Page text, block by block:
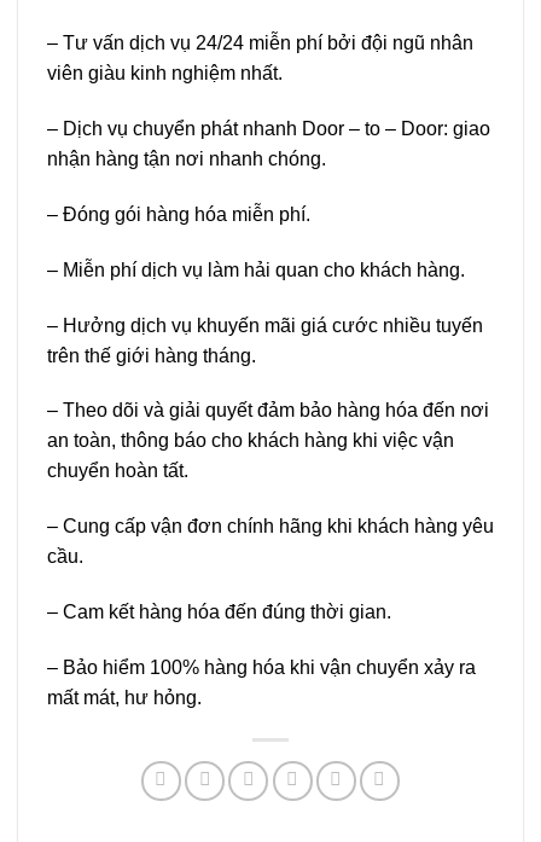
– Tư vấn dịch vụ 24/24 miễn phí bởi đội ngũ nhân
viên giàu kinh nghiệm nhất.
– Dịch vụ chuyển phát nhanh Door – to – Door: giao
nhận hàng tận nơi nhanh chóng.
– Đóng gói hàng hóa miễn phí.
– Miễn phí dịch vụ làm hải quan cho khách hàng.
– Hưởng dịch vụ khuyến mãi giá cước nhiều tuyến
trên thế giới hàng tháng.
– Theo dõi và giải quyết đảm bảo hàng hóa đến nơi
an toàn, thông báo cho khách hàng khi việc vận
chuyển hoàn tất.
– Cung cấp vận đơn chính hãng khi khách hàng yêu
cầu.
– Cam kết hàng hóa đến đúng thời gian.
– Bảo hiểm 100% hàng hóa khi vận chuyển xảy ra
mất mát, hư hỏng.